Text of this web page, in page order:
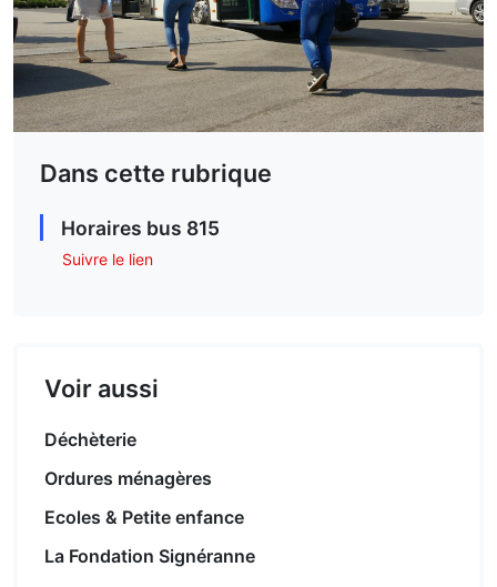
Dans cette rubrique
Horaires bus 815
Suivre le lien
Voir aussi
Déchèterie
Ordures ménagères
Ecoles & Petite enfance
La Fondation Signéranne